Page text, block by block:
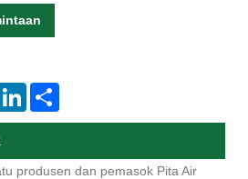
LinkedIn
produsen dan pemasok Pita Air